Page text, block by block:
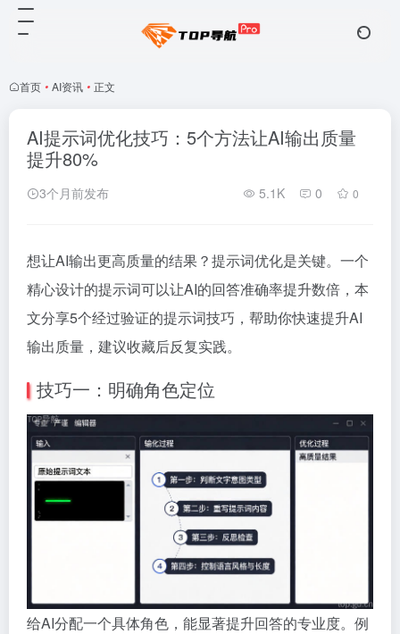
首页 • AI资讯 • 正文
AI提示词优化技巧：5个方法让AI输出质量
提升80%
3个月前发布 5.1K 0 0
想让AI输出更高质量的结果？提示词优化是关键。一个
精心设计的提示词可以让AI的回答准确率提升数倍，本
文分享5个经过验证的提示词技巧，帮助你快速提升AI
输出质量，建议收藏后反复实践。
技巧一：明确角色定位
给AI分配一个具体角色，能显著提升回答的专业度。例